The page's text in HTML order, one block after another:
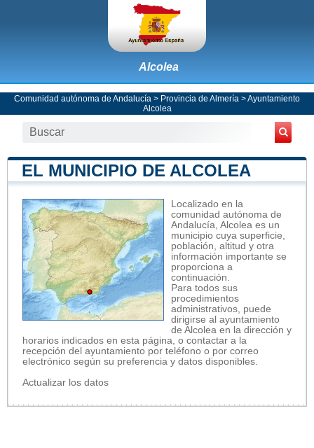
Alcolea
Comunidad autónoma de Andalucía > Provincia de Almería >Ayuntamiento
Alcolea
EL MUNICIPIO DE ALCOLEA
Localizado en la
comunidad autónoma de
Andalucía, Alcolea es un
municipio cuya superficie,
población, altitud y otra
información importante se
proporciona a
continuación.
Para todos sus
procedimientos
administrativos, puede
dirigirse al ayuntamiento
de Alcolea en la dirección y
horarios indicados en esta página, o contactar a la
recepción del ayuntamiento por teléfono o por correo
electrónico según su preferencia y datos disponibles.
Actualizar los datos